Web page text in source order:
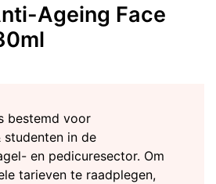
Ageing Face
bestemd voor
studenten in de
en pedicuresector. Om
tarieven te raadplegen,